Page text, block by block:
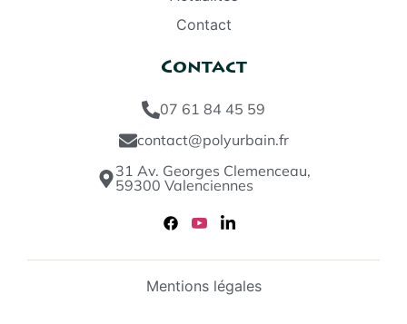
Contact
Contact
07 61 84 45 59
contact@polyurbain.fr
31 Av. Georges Clemenceau,
59300 Valenciennes
Mentions légales